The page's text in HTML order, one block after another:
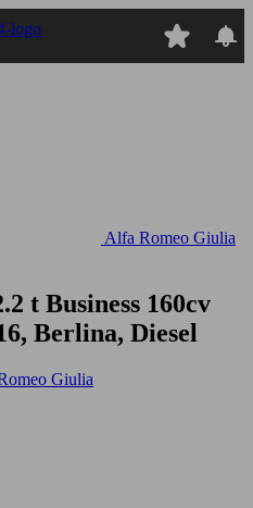
Alfa Romeo Giulia
t Business 160cv
Berlina, Diesel
Giulia